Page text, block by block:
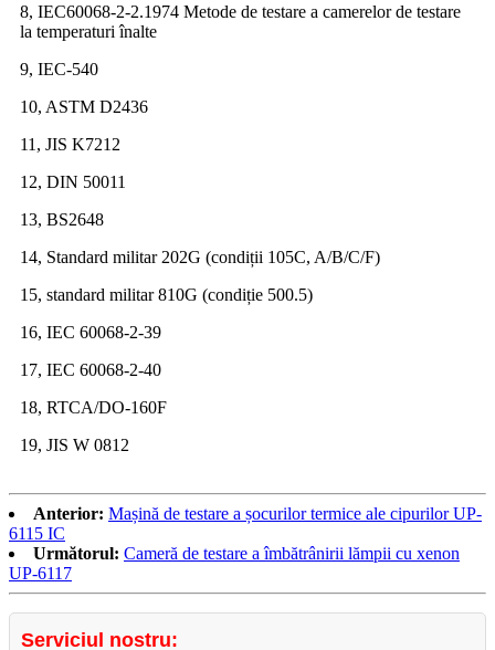
8, IEC60068-2-2.1974 Metode de testare a camerelor de testare
la temperaturi înalte
9, IEC-540
10, ASTM D2436
11, JIS K7212
12, DIN 50011
13, BS2648
14, Standard militar 202G (condiții 105C, A/B/C/F)
15, standard militar 810G (condiție 500.5)
16, IEC 60068-2-39
17, IEC 60068-2-40
18, RTCA/DO-160F
19, JIS W 0812
Anterior: Mașină de testare a șocurilor termice ale cipurilor UP-
6115 IC
Următorul: Cameră de testare a îmbătrânirii lămpii cu xenon
UP-6117
Serviciul nostru: